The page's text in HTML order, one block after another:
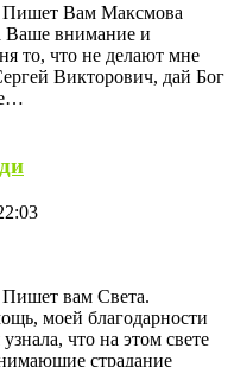
Пишет Вам Максмова
Ваше внимание и
то, что не делают мне
Викторович, дай Бог
Пишет вам Света.
моей благодарности
что на этом свете
страдание